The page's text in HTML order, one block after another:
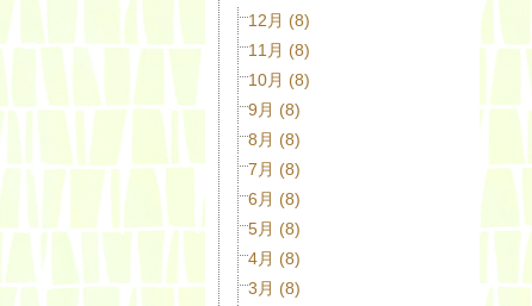
12月 (8)
11月 (8)
10月 (8)
9月 (8)
8月 (8)
7月 (8)
6月 (8)
5月 (8)
4月 (8)
3月 (8)